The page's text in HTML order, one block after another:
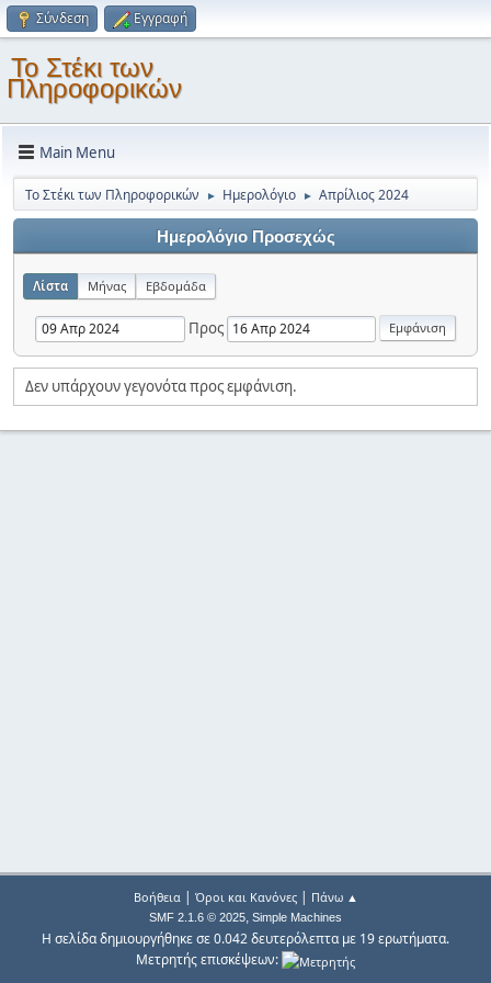
Σύνδεση Εγγραφή
Το Στέκι των
Πληροφορικών
Main Menu
Το Στέκι των Πληροφορικών ► Ημερολόγιο ► Απρίλιος 2024
Ημερολόγιο Προσεχώς
Λίστα Μήνας Εβδομάδα
Προς
Δεν υπάρχουν γεγονότα προς εμφάνιση.
Βοήθεια| Όροι και Κανόνες| Πάνω ▲
SMF 2.1.6 © 2025, Simple Machines
Η σελίδα δημιουργήθηκε σε 0.042 δευτερόλεπτα με 19 ερωτήματα.
Μετρητής επισκέψεων: